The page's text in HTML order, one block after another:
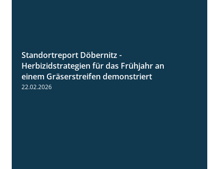
Standortreport Döbernitz -
Herbizidstrategien für das Frühjahr an
einem Gräserstreifen demonstriert
22.02.2026